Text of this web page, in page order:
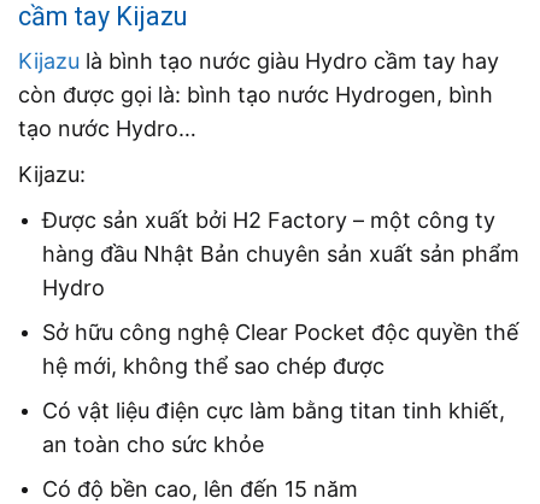
cầm tay Kijazu
Kijazu là bình tạo nước giàu Hydro cầm tay hay
còn được gọi là: bình tạo nước Hydrogen, bình
tạo nước Hydro…
Kijazu:
Được sản xuất bởi H2 Factory – một công ty
hàng đầu Nhật Bản chuyên sản xuất sản phẩm
Hydro
Sở hữu công nghệ Clear Pocket độc quyền thế
hệ mới, không thể sao chép được
Có vật liệu điện cực làm bằng titan tinh khiết,
an toàn cho sức khỏe
Có độ bền cao, lên đến 15 năm